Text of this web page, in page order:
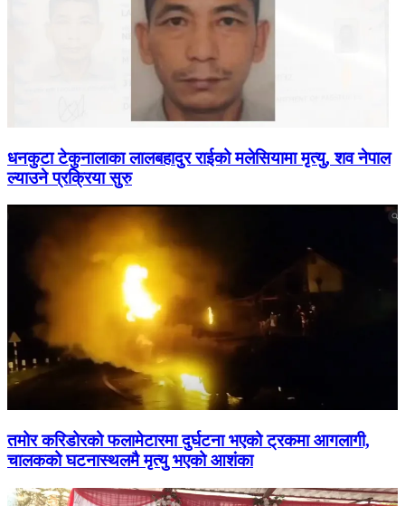
धनकुटा टेकुनालाका लालबहादुर राईको मलेसियामा मृत्यु, शव नेपाल
ल्याउने प्रक्रिया सुरु
तमोर करिडोरको फलामेटारमा दुर्घटना भएको ट्रकमा आगलागी,
चालकको घटनास्थलमै मृत्यु भएको आशंका